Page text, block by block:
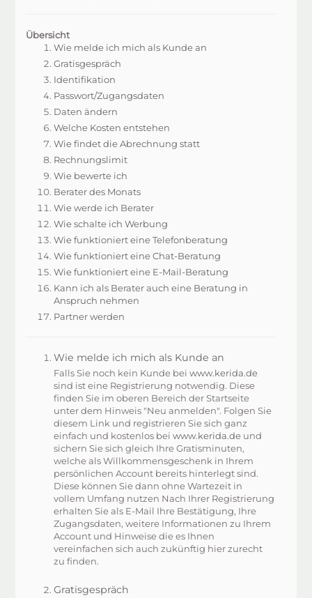
Übersicht
Wie melde ich mich als Kunde an
Gratisgespräch
Identifikation
Passwort/Zugangsdaten
Daten ändern
Welche Kosten entstehen
Wie findet die Abrechnung statt
Rechnungslimit
Wie bewerte ich
Berater des Monats
Wie werde ich Berater
Wie schalte ich Werbung
Wie funktioniert eine Telefonberatung
Wie funktioniert eine Chat-Beratung
Wie funktioniert eine E-Mail-Beratung
Kann ich als Berater auch eine Beratung in
Anspruch nehmen
Partner werden
Wie melde ich mich als Kunde an
Falls Sie noch kein Kunde beiwww.kerida.de
sind ist eine Registrierung notwendig. Diese
finden Sie im oberen Bereich der Startseite
unter dem Hinweis "Neu anmelden". Folgen Sie
diesem Link und registrieren Sie sich ganz
einfach und kostenlos beiwww.kerida.de und
sichern Sie sich gleich Ihre Gratisminuten,
welche als Willkommensgeschenk in Ihrem
persönlichen Account bereits hinterlegt sind.
Diese können Sie dann ohne Wartezeit in
vollem Umfang nutzen Nach Ihrer Registrierung
erhalten Sie als E-Mail Ihre Bestätigung, Ihre
Zugangsdaten, weitere Informationen zu Ihrem
Account und Hinweise die es Ihnen
vereinfachen sich auch zukünftig hier zurecht
zu finden.
Gratisgespräch